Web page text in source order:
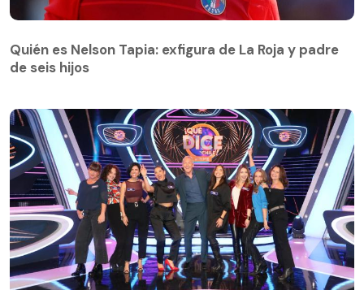
de seis hijos
Quién es Nelson Tapia: exfigura de La Roja y padre
de seis hijos